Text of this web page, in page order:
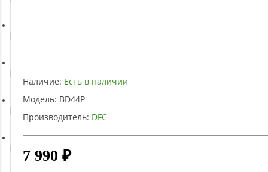
Аэробика и фитнес
Гимнастическое оборудование
Наличие: Есть в наличии
Модель: BD44P
Производитель: DFC
7 990 ₽